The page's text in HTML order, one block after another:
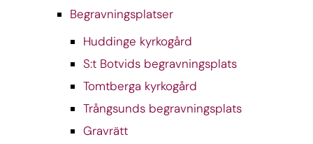
Begravningsplatser
Huddinge kyrkogård
S:t Botvids begravningsplats
Tomtberga kyrkogård
Trångsunds begravningsplats
Gravrätt